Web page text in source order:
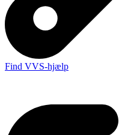
Find VVS-hjælp